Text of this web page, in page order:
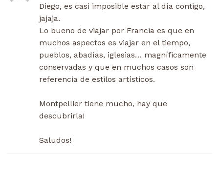
Diego, es casi imposible estar al día contigo,
jajaja.
Lo bueno de viajar por Francia es que en
muchos aspectos es viajar en el tiempo,
pueblos, abadías, iglesias… magníficamente
conservadas y que en muchos casos son
referencia de estilos artísticos.
Montpellier tiene mucho, hay que
descubrirla!
Saludos!